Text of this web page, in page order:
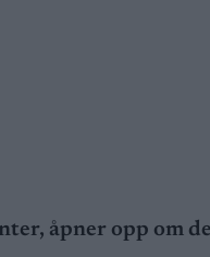
åpner opp om